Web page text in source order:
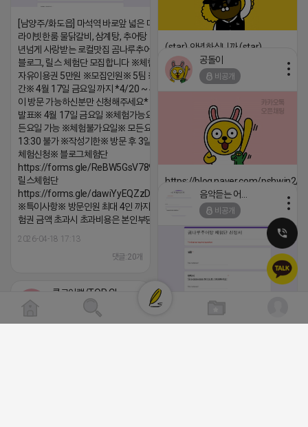
[남양주/화도읍] 마석역 바로앞 넓은 매장과, 프
라이빗한룸 물닭갈비, 삼계탕, 추어탕 맛집 10
년넘게 사랑받는 로컬맛집 곰나루추어탕에서
블로그, 릴스 체험단 모집합니다 ※체험메뉴※
자유이용권 5만원 ※모집인원※ 5팀 ※모집기
간※ 4월 17일 금요일 까지 *4/20 ~ 4/26 사
이 방문 가능하신분만 신청해주세요* ※체험단
발표※ 4월 17일 금요일 ※체험가능요일※ 모
든요일 가능 ※체험불가요일※ 모든요일 12 ~
13:30 불가 ※작성기한※ 방문 후 3일 이내 ※
체험신청※ 블로그체험단
https://forms.gle/ReBW5GsV789ur2Pz6
릴스체험단
https://forms.gle/dawiYyEQZzDdqf8W8
※특이사항※ 방문인원 최대 4인 까지 가능 체
험권 금액 초과시 초과비용은 본인부담입니다.
2026-04-18 17:13
댓글:20개
(star) 안녕하십니까 (star)
2026-04-18 17:12
공돌이
비공개
https://blog.naver.com/pshwin2/
2026-04-18 17:12
댓글:20개
비공개
[남양주/화도읍] 마석역 바로앞 넓은 매
비공개